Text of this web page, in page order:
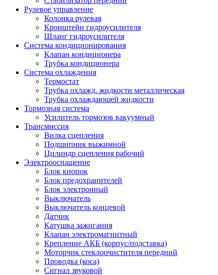
Рулевое управление
Колонка рулевая
Кронштейн гидроусилителя
Шланг гидроусилителя
Система кондиционирования
Клапан кондиционера
Трубка кондиционера
Система охлаждения
Термостат
Трубка охлажд. жидкости металлическая
Трубка охлаждающей жидкости
Тормозная система
Усилитель тормозов вакуумный
Трансмиссия
Вилка сцепления
Подшипник выжимной
Цилиндр сцепления рабочий
Электрооснащение
Блок кнопок
Блок предохранителей
Блок электронный
Выключатель
Выключатель концевой
Датчик
Катушка зажигания
Клапан электромагнитный
Крепление АКБ (корпус/подставка)
Моторчик стеклоочистителя передний
Проводка (коса)
Сигнал звуковой